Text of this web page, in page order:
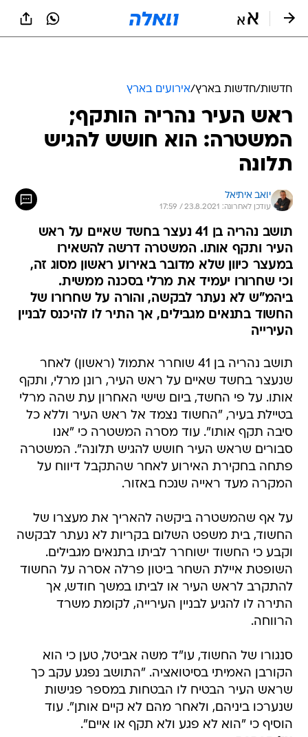
ראש העיר נהריה הותקף;
המשטרה: הוא חושש להגיש
תלונה
יואב איתיאל
עודכן לאחרונה: 23.8.2021 / 17:59
העיר ותקף אותו. המשטרה דרשה להשאירו
במעצר כיוון שלא מדובר באירוע ראשון מסוג זה,
וכי שחרורו יעמיד את מרלי בסכנה ממשית.
ביהמ"ש לא נעתר לבקשה, והורה על שחרורו של
החשוד בתנאים מגבילים, אך התיר לו להיכנס לבניין
העירייה
אותו. על פי החשד, ביום שישי האחרון עת שהה מרלי
בטיילת בעיר, "החשוד נצמד אל ראש העיר וללא כל
סיבה תקף אותו". עוד מסרה המשטרה כי "אנו
סבורים שראש העיר חושש להגיש תלונה". המשטרה
פתחה בחקירת האירוע לאחר שהתקבל דיווח על
המקרה מעד ראייה שנכח באזור.
על אף שהמשטרה ביקשה להאריך את מעצרו של
וקבע כי החשוד ישוחרר לביתו בתנאים מגבילים.
השופטת איילת השחר ביטון פרלה אסרה על החשוד
להתקרב לראש העיר או לביתו במשך חודש, אך
התירה לו להגיע לבניין העירייה, לקומת משרד
הרווחה.
סנגורו של החשוד, עו"ד משה אביטל, טען כי הוא
שראש העיר הבטיח לו הבטחות במספר פגישות
שנערכו ביניהם, ולאחר מהם לא קיים אותן". עוד
הוסיף כי "הוא לא פגע ולא תקף או איים".
אל תפספס
תקיפת האישה בת"א: כתב אישום הוגש נגד אזרח זר